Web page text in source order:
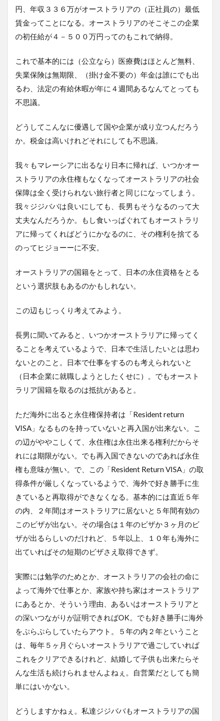
円、年収３３６万がオーストラリアの（正社員の）最低
賃金ってことになる。オーストラリアのそこそこの企業
の初任給が４－５００万円ってのもこれで納得。
これで基本的には（公立なら）医療費はほとんど無料、
失業保険は無期限、（掛け金不要の）年金は誰にでも出
るわ、法定の有給休暇が年に４週間あるなんてとっても
不思議。
どうしてこんなに優遇して国や企業が成り立つんだろう
か。税金は高いけれどそれにしても不思議。
我々もマレーシアに出るなり日本に帰れば、いつかオー
ストラリアの永住権もなくなってオーストラリアの社会
保障は全く受けられない旅行者と同じになってしまう。
我々ジジババは良いにしても、長男もそうなるのって大
丈夫なんだろうか。もし食いっぱぐれてもオーストラリ
アに帰ってくればどうにかなるのに、その権利を捨てる
のってヒジョーーに不安。
オーストラリアの国籍をとって、日本の永住資格をとる
という選択肢もあるのかもしれない。
この辺もじっくり考えてみよう。
長男に聞いてみると、いつかオーストラリアに帰ってく
ることを考えているようで、日本で生活したいとは思わ
ないとのこと。日本で仕事をするのも考えられないと
（日本企業に就職しようとしたくせに）。でもオースト
ラリア国籍を取るのは抵抗があると。
ただ海外に出ると永住権保持者は「Resident return
VISA」なるものを持っていないと再入国が出来ない。こ
の辺がややこしくて、永住権は永住出来る権利だからそ
れには期限がない。でも再入国できないのであれば永住
権も意味が無い。で、この「Resident Return VISA」の取
得条件が厳しくなっているようで、海外で好き勝手に生
きていると再取得ができなくなる。基本的には直近５年
の内、２年間はオーストラリアに居ないと５年間有効の
このビザが出ない。その場合は１年のビザか３ヶ月のビ
ザが出るらしいのだけれど、５年以上、１０年も海外に
出ていればその短期のビザさえ取得できず。
実際には勉学のためとか、オーストラリアの会社の命に
よって海外で仕事とか、家族や持ち家はオーストラリア
にあるとか、そういう理由、あるいはオーストラリアと
の深いつながりが証明できればOK。でも好き勝手に海外
をぷらぷらしていたらアウト。５年の内２年ということ
は、毎年５ヶ月ぐらいオーストラリアで過ごしていれば
これをクリアできるけれど、結婚して子供も出来たらそ
んな生活も続けられませんよねぇ。自営業だとしても簡
単にはいかない。
どうしますかねぇ。私達ジジババもオーストラリアの国